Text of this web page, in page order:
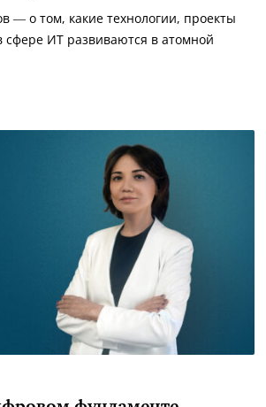
— о том, какие технологии, проекты
сфере ИТ развиваются в атомной